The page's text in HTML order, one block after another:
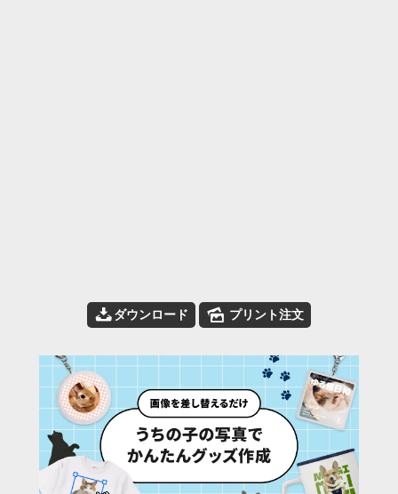
📥ダウンロード 🌄 プリント注文